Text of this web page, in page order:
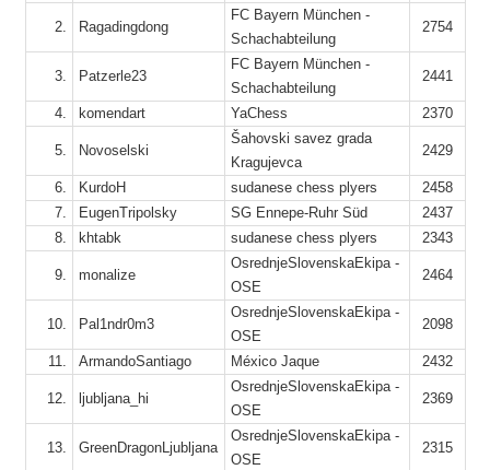
2. Ragadingdong
FC Bayern München -
Schachabteilung
2754
3. Patzerle23
FC Bayern München -
Schachabteilung
2441
4. komendart YaChess 2370
5. Novoselski
Šahovski savez grada
Kragujevca
2429
6. KurdoH sudanese chess plyers
2458
7.
EugenTripolsky SG Ennepe-Ruhr Süd
2437
8.
khtabk sudanese chess plyers 2343
9. monalize
OsrednjeSlovenskaEkipa -
OSE
2464
10. Pal1ndr0m3
OsrednjeSlovenskaEkipa -
OSE
2098
11. ArmandoSantiago México Jaque 2432
12. ljubljana_hi
OsrednjeSlovenskaEkipa -
OSE
2369
13. GreenDragonLjubljana
OsrednjeSlovenskaEkipa -
OSE
2315